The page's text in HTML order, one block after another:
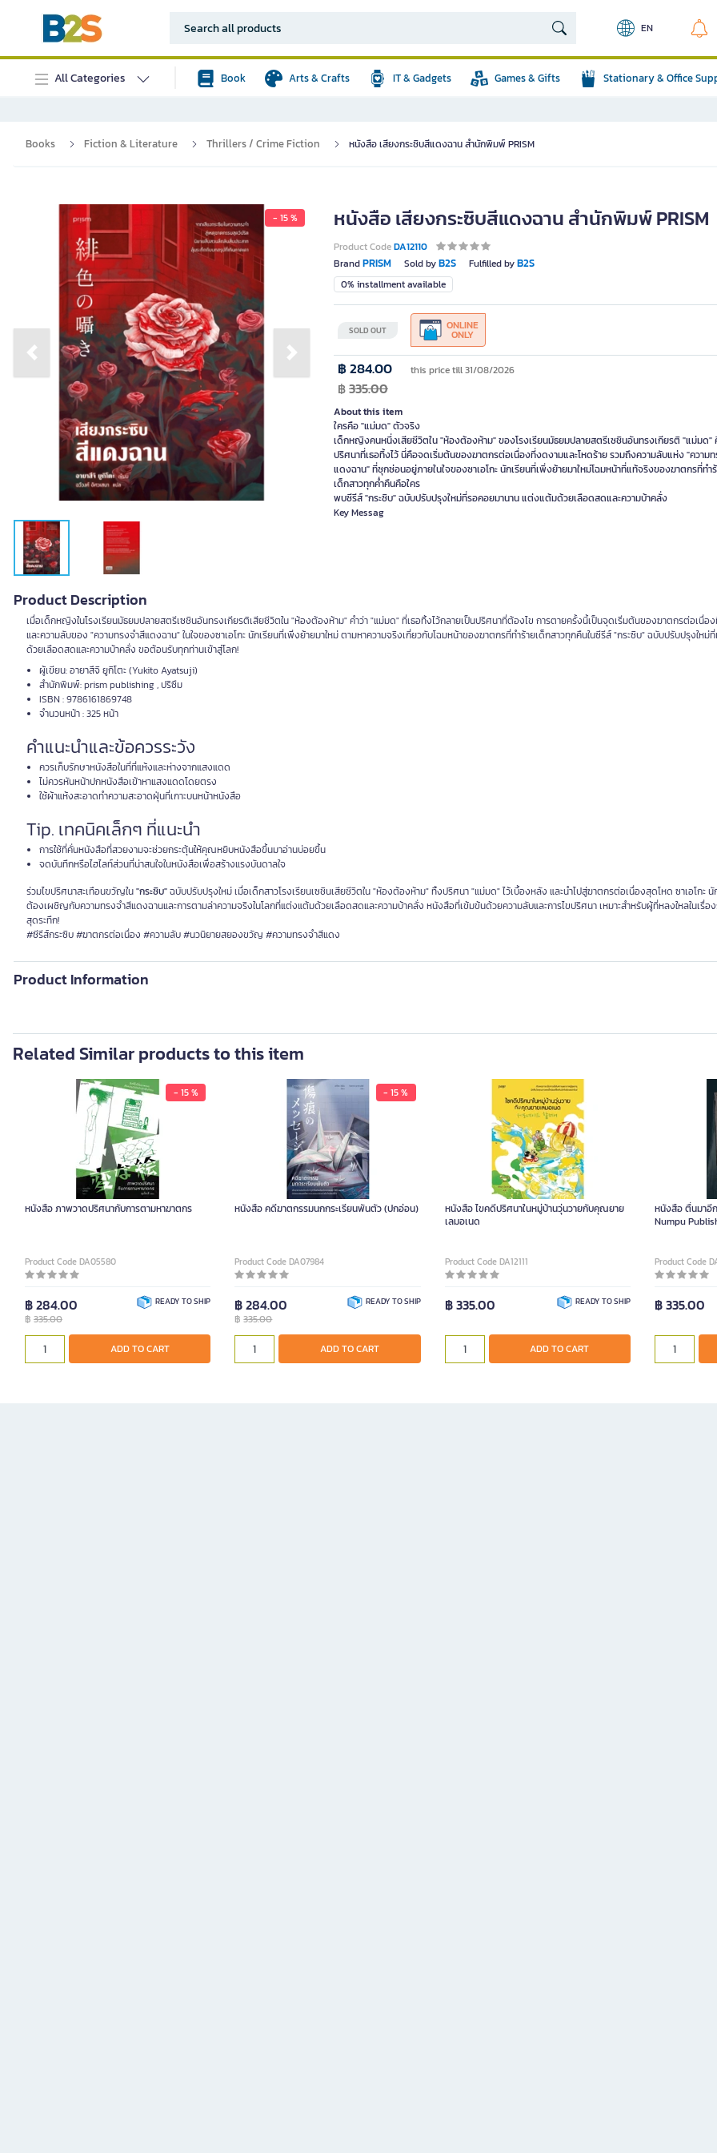
EN
All Categories Book Arts & Crafts IT & Gadgets Games & Gifts Stationary & Office
Books Fiction & Literature Thrillers / Crime Fiction หนังสือ เสียงกระซิบสีแดงฉาน สำนักพิมพ์ PRISM
- 15 %
Previous slide Next slide
หนังสือ เสียงกระซิบสีแดงฉาน สำนักพิมพ์ PRISM
Product CodeDA12110
BrandPRISM Sold byB2S Fulfilled byB2S
0% installment available
SOLD OUT ONLINE
ONLY
฿ 284.00 this price till 31/08/2026
฿335.00
About this item
ใครคือ "แม่มด" ตัวจริง
เด็กหญิงคนหนึ่งเสียชีวิตใน "ห้องต้องห้าม" ของโรงเรียนมัธยมปลายสตรีเซชินอันทรงเกียรติ "แม่มด"
ปริศนาที่เธอทิ้งไว้ นี่คือจดเริ่มต้นของฆาตกรต่อเนื่องที่งดงามและโหดร้าย รวมถึงความลับแห่ง "ความ
แดงฉาน" ที่ซุกซ่อนอยู่ภายในใจของซาเอโกะ นักเรียนที่เพิ่งย้ายมาใหม่โฉมหน้าที่แท้จริงของฆาตกรที่ทำ
เด็กสาวทุกค่ำคืนคือใคร
พบซีรีส์ "กระซิบ" ฉบับปรับปรุงใหม่ที่รอคอยมานาน แต่งแต้มด้วยเลือดสดและความบ้าคลั่ง
Key Messag
Product Description
เมื่อเด็กหญิงในโรงเรียนมัธยมปลายสตรีเซชินอันทรงเกียรติเสียชีวิตใน "ห้องต้องห้าม" คำว่า "แม่มด" ที่เธอทิ้งไว้กลายเป็นปริศนาที่ต้องไข การตายครั้งนี้เป็นจุดเริ่มต้นของฆาตกรต่อเนื่อ
และความลับของ "ความทรงจำสีแดงฉาน" ในใจของซาเอโกะ นักเรียนที่เพิ่งย้ายมาใหม่ ตามหาความจริงเกี่ยวกับโฉมหน้าของฆาตกรที่ทำร้ายเด็กสาวทุกคืนในซีรีส์ "กระซิบ" ฉบับปรับปรุงใหม่
ด้วยเลือดสดและความบ้าคลั่ง ขอต้อนรับทุกท่านเข้าสู่โลก!
ผู้เขียน: อายาสึจิ ยูกิโตะ (Yukito Ayatsuji)
สำนักพิมพ์: prism publishing , ปริซึม
ISBN : 9786161869748
จำนวนหน้า : 325 หน้า
คำแนะนำและข้อควรระวัง
ควรเก็บรักษาหนังสือในที่ที่แห้งและห่างจากแสงแดด
ไม่ควรหันหน้าปกหนังสือเข้าหาแสงแดดโดยตรง
ใช้ผ้าแห้งสะอาดทำความสะอาดฝุ่นที่เกาะบนหน้าหนังสือ
Tip. เทคนิคเล็กๆ ที่แนะนำ
การใช้ที่คั่นหนังสือที่สวยงามจะช่วยกระตุ้นให้คุณหยิบหนังสือขึ้นมาอ่านบ่อยขึ้น
จดบันทึกหรือไฮไลท์ส่วนที่น่าสนใจในหนังสือเพื่อสร้างแรงบันดาลใจ
ร่วมไขปริศนาสะเทือนขวัญใน"กระซิบ"ฉบับปรับปรุงใหม่ เมื่อเด็กสาวโรงเรียนเซชินเสียชีวิตใน "ห้องต้องห้าม" ทิ้งปริศนา "แม่มด" ไว้เบื้องหลัง และนำไปสู่ฆาตกรต่อเนื่องสุดโหด ซาเอโกะ นั
ต้องเผชิญกับความทรงจำสีแดงฉานและการตามล่าความจริงในโลกที่แต่งแต้มด้วยเลือดสดและความบ้าคลั่ง หนังสือที่เข้มข้นด้วยความลับและการไขปริศนา เหมาะสำหรับผู้ที่หลงใหลในเรื่อ
สุดระทึก!
#ซีรีส์กระซิบ #ฆาตกรต่อเนื่อง #ความลับ #นวนิยายสยองขวัญ #ความทรงจำสีแดง
Product Information
Related Similar products to this item
- 15 %
หนังสือ ภาพวาดปริศนากับการตามหาฆาตกร
Product Code DA05580
฿ 284.00
฿ 335.00
READY TO SHIP
ADD TO CART
- 15 %
หนังสือ คดีฆาตกรรมนกกระเรียนพันตัว (ปกอ่อน)
Product Code DA07984
฿ 284.00
฿335.00
READY TO SHIP
ADD TO CART
หนังสือ ไขคดีปริศนาในหมู่บ้านวุ่นวายกับคุณยาย
เลมอเนด
Product Code DA12111
฿ 335.00 READY TO SHIP
ADD TO CART
หนังสือ ตื่นมาอี
Numpu
Product Code
฿ 335.00